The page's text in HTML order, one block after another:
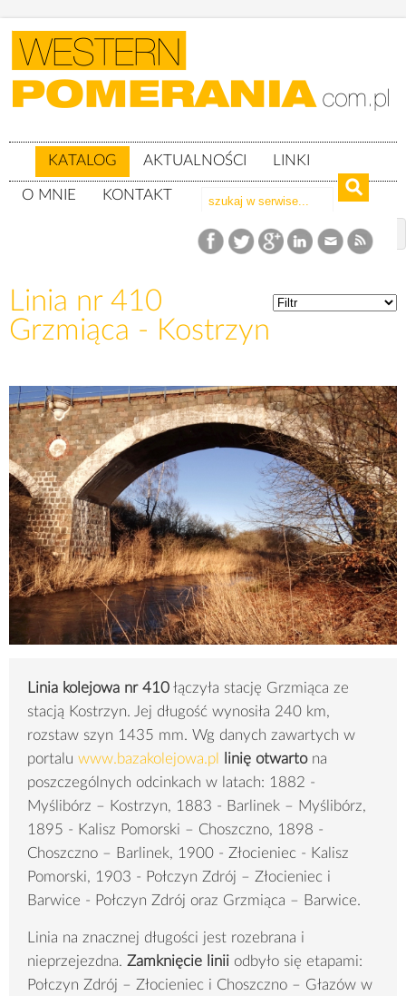
KATALOG AKTUALNOŚCI LINKI
O MNIE KONTAKT
Katalog Linie kolejowe
Linia nr 410
Grzmiąca - Kostrzyn
Linia kolejowa nr 410 łączyła stację Grzmiąca ze
stacją Kostrzyn. Jej długość wynosiła 240 km,
rozstaw szyn 1435 mm. Wg danych zawartych w
portalu www.bazakolejowa.pl linię otwartona
poszczególnych odcinkach w latach: 1882 -
Myślibórz – Kostrzyn, 1883 - Barlinek – Myślibórz,
1895 - Kalisz Pomorski – Choszczno, 1898 -
Choszczno – Barlinek, 1900 - Złocieniec - Kalisz
Pomorski, 1903 - Połczyn Zdrój – Złocieniec i
Barwice - Połczyn Zdrój oraz Grzmiąca – Barwice.
Linia na znacznej długości jest rozebrana i
nieprzejezdna. Zamknięcie linii odbyło się etapami:
Połczyn Zdrój – Złocieniec i Choszczno – Głazów w